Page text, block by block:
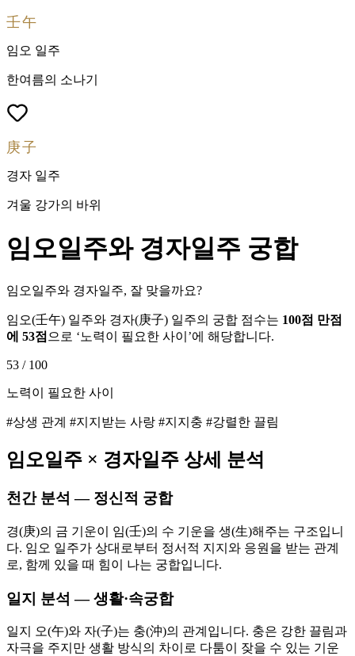
壬午
임오 일주
한여름의 소나기
庚子
경자 일주
겨울 강가의 바위
임오일주와 경자일주 궁합
임오일주와 경자일주, 잘 맞을까요?
임오(壬午) 일주와 경자(庚子) 일주의 궁합 점수는 100점 만점
에 53점 으로 ‘노력이 필요한 사이 ’에 해당합니다.
53 / 100
노력이 필요한 사이
#상생 관계 #지지받는 사랑 #지지충 #강렬한 끌림
임오일주 × 경자일주 상세 분석
천간 분석 — 정신적 궁합
경(庚)의 금 기운이 임(壬)의 수 기운을 생(生)해주는 구조입니
다. 임오 일주가 상대로부터 정서적 지지와 응원을 받는 관계
로, 함께 있을 때 힘이 나는 궁합입니다.
일지 분석 — 생활·속궁합
일지 오(午)와 자(子)는 충(沖)의 관계입니다. 충은 강한 끌림과
자극을 주지만 생활 방식의 차이로 다툼이 잦을 수 있는 기운